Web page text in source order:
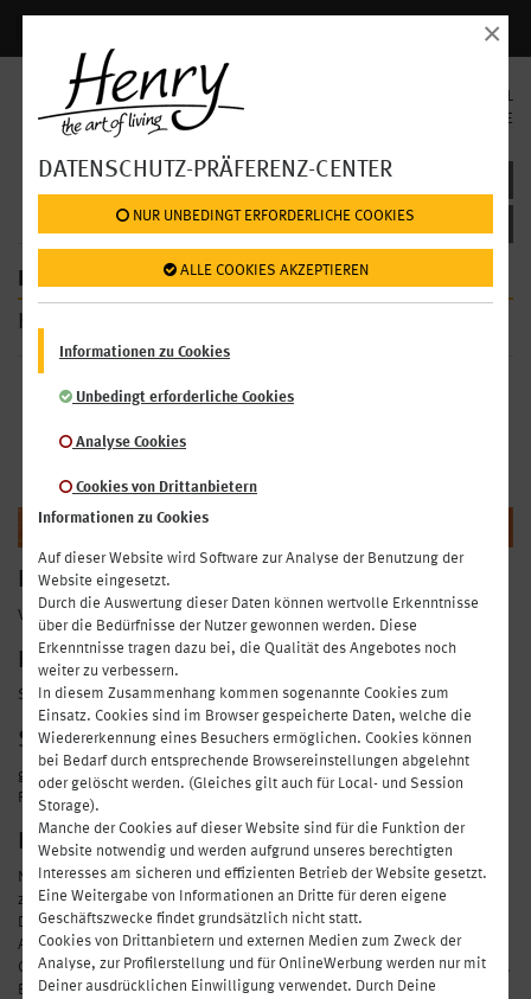
DATENSCHUTZ-PRÄFERENZ-CENTER
NUR UNBEDINGT ERFORDERLICHE COOKIES
ALLE COOKIES AKZEPTIEREN
Informationen zu Cookies
Unbedingt erforderliche Cookies
Analyse Cookies
Cookies von Drittanbietern
Informationen zu Cookies
Auf dieser Website wird Software zur Analyse der Benutzung der
Website eingesetzt.
Durch die Auswertung dieser Daten können wertvolle Erkenntnisse
über die Bedürfnisse der Nutzer gewonnen werden. Diese
Erkenntnisse tragen dazu bei, die Qualität des Angebotes noch
weiter zu verbessern.
In diesem Zusammenhang kommen sogenannte Cookies zum
Einsatz. Cookies sind im Browser gespeicherte Daten, welche die
Wiedererkennung eines Besuchers ermöglichen. Cookies können
bei Bedarf durch entsprechende Browsereinstellungen abgelehnt
oder gelöscht werden. (Gleiches gilt auch für Local- und Session
Storage).
Manche der Cookies auf dieser Website sind für die Funktion der
Website notwendig und werden aufgrund unseres berechtigten
Interesses am sicheren und effizienten Betrieb der Website gesetzt.
Eine Weitergabe von Informationen an Dritte für deren eigene
Geschäftszwecke findet grundsätzlich nicht statt.
Cookies von Drittanbietern und externen Medien zum Zweck der
Analyse, zur Profilerstellung und für OnlineWerbung werden nur mit
Deiner ausdrücklichen Einwilligung verwendet. Durch Deine
×
SPRACHAUSWAHL
DE
KNABBERN WIE DIE
KARNICKEL!
REICH AN
Vitamin A, Beta-Caronit, Vitamin B
HERKUNFT
Südeuropa
SAISON / ERNTE
ganzes Jahr erhältlich
Freilandkarotten: Mai bis November
HAST DU SCHON GEWUSST?
Nicht nur Kaninchen kann man mit Karotten ein Lächeln ins Gesicht
zaubern. Auch für uns Menschen ist das sonnige Gemüse ein Lichtblick:
Das leuchtendes Orange ist einfach schön.
Außerdem fördert es die Gesundheit, denn es kommt von den
Carotinoiden, die im Körper in wertvolles Vitamin A umgewandelt werden.
Ein Tipp: Sollen Karotten länger als eine Woche im Kühlschrank gelagert